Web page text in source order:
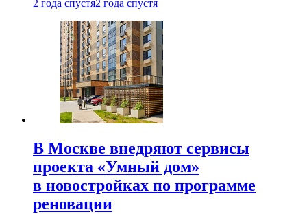
2 года спустя2 года спустя
В Москве внедряют сервисы
проекта «Умный дом»
в новостройках по программе
реновации